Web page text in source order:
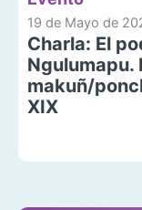
19 de Mayo de
Charla: El
Ngulumapu.
makuñ/
XIX